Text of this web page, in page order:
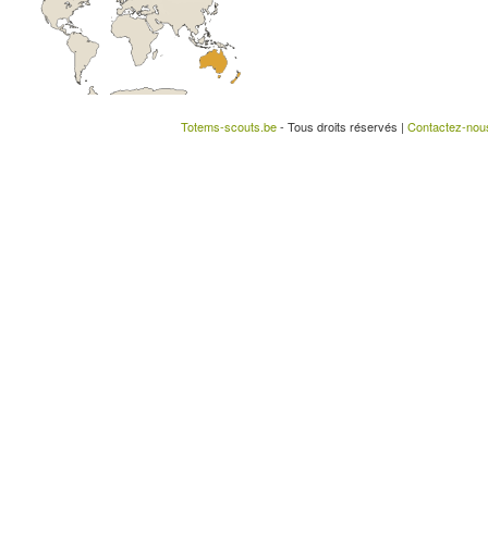
Totems-scouts.be- Tous droits réservés | Contactez-